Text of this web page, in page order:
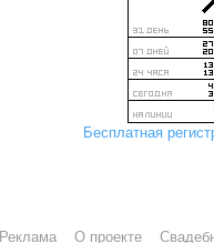
Бесплатная
Реклама О проекте